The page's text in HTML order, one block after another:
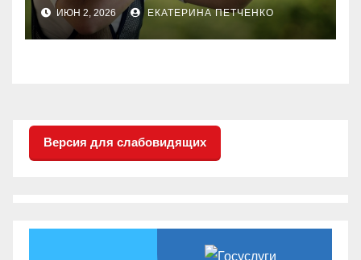
двигательного аппрата
(стендовая стрельба —
ИЮН 2, 2026 ЕКАТЕРИНА ПЕТЧЕНКО
Версия для слабовидящих